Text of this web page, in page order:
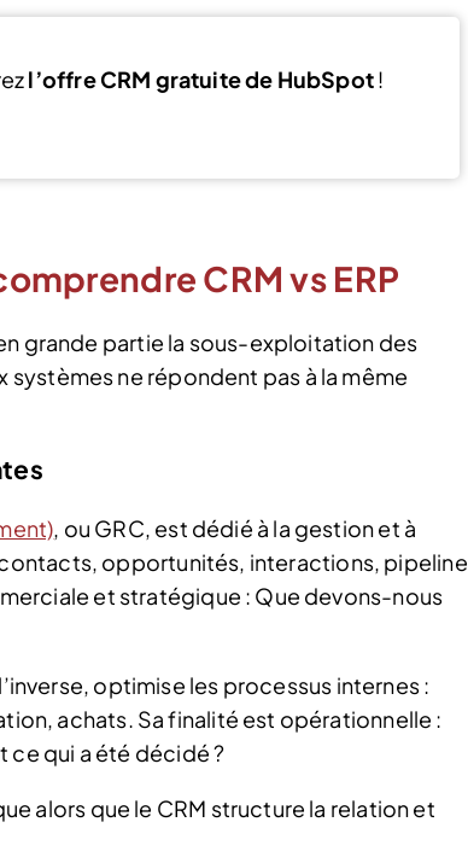
l’offre CRM gratuite de HubSpot!
CRM vs ERP
grande partie la sous-exploitation des
systèmes ne répondent pas à la même
, ou GRC, est dédié à la gestion et à
opportunités, interactions, pipeline
et stratégique : Que devons-nous
optimise les processus internes :
achats. Sa finalité est opérationnelle :
qui a été décidé ?
alors que le CRM structure la relation et